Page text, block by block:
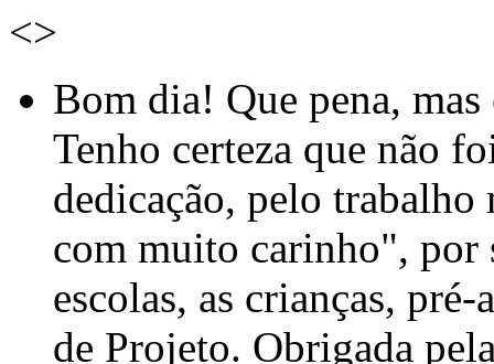
<>
Bom dia! Que pena,
Tenho certeza que não
dedicação, pelo
com muito carinho", por
escolas, as crianças, pré-
de Projeto. Obrigada